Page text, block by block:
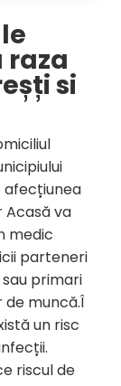
si
afecțiunea
Acasă va
medic
parteneri
primari
muncă.Î
un risc
riscul de